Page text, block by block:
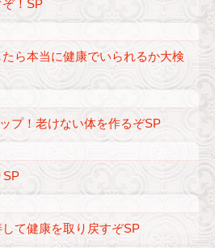
！SP
ら本当に健康でいられるか大検
プ！老けない体を作るぞSP
SP
て健康を取り戻すぞSP